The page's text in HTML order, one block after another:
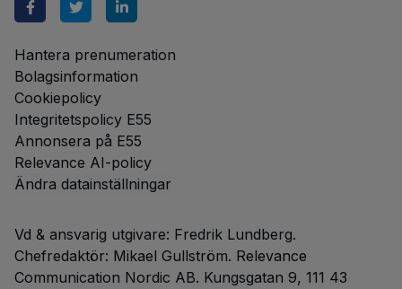
Hantera prenumeration
Bolagsinformation
Cookiepolicy
Integritetspolicy E55
Annonsera på E55
Relevance AI-policy
Ändra datainställningar
Vd & ansvarig utgivare: Fredrik Lundberg.
Chefredaktör: Mikael Gullström. Relevance
Communication Nordic AB. Kungsgatan 9, 111 43